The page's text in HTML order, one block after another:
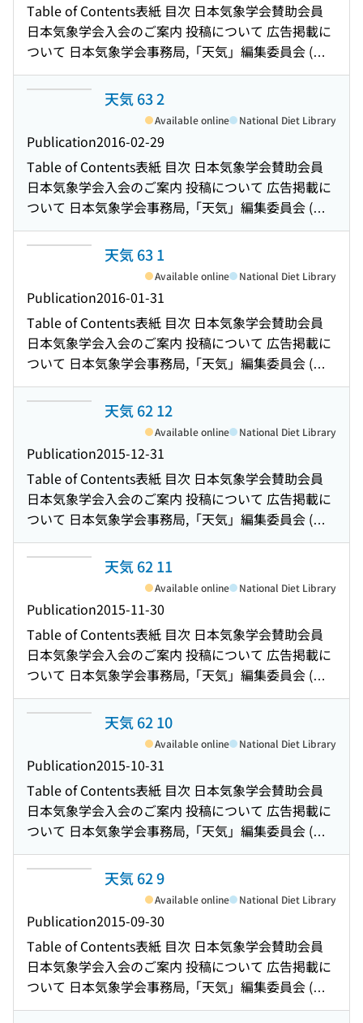
Table of Contents表紙 目次 日本気象学会賛助会員
日本気象学会入会のご案内 投稿について 広告掲載に
ついて 日本気象学会事務局,「天気」編集委員会 (複
写される方へ) Notice for Photocopying 極域気象研
究の系譜と極域・寒冷域研究連絡会 2016年度総会告
示 2016年度総会の参加について 気象研究ノート(第
231号)「人工降雨・降雪研究の最前線」へのコメン
トおよび液体炭酸人工降雨法の有効性の解説 回答 日
本気象学会および関連学会行事予定 第9回国際都市気
候会議(ICUC9)の報告 第49回夏季大学「地球温暖化入
門」の実施報告 外部団体が主宰する賞への候補者推
薦について 気象集誌の最近の取り組みと今後 北尾次
郎の足跡をたずねて : 我が国の理論気象学の系譜(気
象談話室) 第38期第18回理事会議事録 日々の天気図-
No.168 : 2016年1月 今月のひまわり画像-2016年1月 :
名瀬に115年ぶりの雪をもたらした寒気 2016年1月の
日本の天候(気候情報) 2016年1月の大気大循環と世界
の天候(気候情報) 2015年気象集誌論文賞受賞者につ
いて 新刊図書案内 第38期第3回支部長会議議事概要
2015年英文レター誌SOLA論文賞受賞者について 大
会の運営に関する改善案に寄せられた意見等に対す
る回答 笠原彰先生の研究回想録"Serendipity:
Research Career of One Scientist"について(情報の
広場) 研究会「長期予報と大気大循環」の報告 : 多様
なENSOと多様な影響〜エルニーニョ現象の日本の天
候への影響と予測可能性〜(研究会報告) 「平成27年9
月関東・東北豪雨及び洪水災害に関する研究会」報
告(研究会報告) 2015年秋季「極域・寒冷域」及び
「観測システム・予測可能性」合同研究連絡会の報
告 : 極域予測可能性研究に向けた現状と展望(研究会
報告) 2015年度秋季大会スペシャル・セッション「気
象予測・観測技術の再生可能エネルギー分野への応
用」報告(研究会報告) 日本気象学会誌気象集誌第94
巻第1号 2016年2月号 目次と要旨 2016年度春季大会
講演予稿集の申込みについて 編集後記 裏表紙
天気 63 2
Publication2016-02-29
Available online National Diet Library
Table of Contents表紙 目次 日本気象学会賛助会員
日本気象学会入会のご案内 投稿について 広告掲載に
ついて 日本気象学会事務局,「天気」編集委員会 (複
写される方へ) Notice for Photocopying 気象庁非静
力学モデルの現業化とメソスケール気象予測の高度
化研究 : 2015年度岸保賞受賞記念講演 「2014年広島
豪雨に関する予測検討会」の報告 「避難の科学-気象
災害から命を守る-」, 古川武彦著, 東京堂出版, 2015
年10月, 149頁, 2,000円(本体価格), ISBN978-4-490-
20922-8(本だな) 雲フィードバックに関するモデル相
互比較プロジェクト(CFMIP)会議2015参加報告 「帝
国日本の気象観測ネットワークII-陸軍気象部-」, 山本
晴彦著, 農林統計出版, 2015年9月, 544頁, 5,250円(本
体価格), ISBN978-4-89732-329-9(本だな) 第38期第
17回理事会議事録 日々の天気図-No.167 : 2015年12
月 今月のひまわり画像-2015年12月 : 日本海で可視化
された内部重力波と航跡 2015年12月の日本の天候
(気候情報) 2015年12月の大気大循環と世界の天候(気
候情報) 2016年度秋季大会「スペシャル・セッショ
ン」のテーマ募集 第1回アジア気象会議(ACM: Asian
Conference on Meteorology)の報告 第2回メソ気象
セミナー開催報告(研究会報告) 日本気象学会および関
連学会行事予定 2015年度秋季大会スペシャル・セッ
ション「温室効果気体研究の観測・測定技術の進展
による新たな展開」報告(研究会報告) 奨励賞を受賞し
て : 母親を対象とした気象・防災知識普及および科学
リテラシー向上への取組み(会員の広場) 極域および高
山域観測,研究,サービスに関する執行理事会専門家パ
ネル(WMO/EC-PHORS-6)出席報告(最近の学術動向)
第24回風工学シンポジウム開催のお知らせと発表論
文の募集 日本気象学会誌気象集誌第94A巻 2016年1
月号 目次と要旨 編集後記 裏表紙
天気 63 1
Publication2016-01-31
Available online National Diet Library
Table of Contents表紙 目次 日本気象学会賛助会員
日本気象学会入会のご案内 投稿について 広告掲載に
ついて 日本気象学会事務局,「天気」編集委員会 (複
写される方へ) Notice for Photocopying 再び「科学
の成果を社会に活かすために」について 国際学術研
究集会にかかわる補助金申請の募集のお知らせ 平年
日降水量時系列のクラスター分析による日本の9気候
地域区分の提案 観測地点の「空間広さ」と「平均気
温」の関係 : 4重構造放射除け通風筒を用いた高精度
観測 「藤原賞」の読み方について(会員の広場) 第38
期第16回理事会議事録 日本気象学会第39期役員候補
者選挙投票のお願い 2016年度堀内賞候補者の推薦募
集 2016年度正野賞候補者の推薦募集 日々の天気図-
No.166 : 2015年11月 今月のひまわり画像-2015年11
月 : 八丈島の記録的な大雨 2015年11月の日本の天候
(気候情報) 2015年11月の大気大循環と世界の天候(気
候情報) 2016年度山本賞候補者の推薦募集 奨励賞を
受賞して(会員の広場) 「気象災害の事典-日本の四季
と猛威・防災-」, 新田尚監修, 酒井重典・鈴木和史・
饒村曜編, 朝倉書店, 2015年8月, 558頁, 12,000円(本体
価格), ISBN978-4-254-16127-4(本だな) 事務局だより
日本気象学会誌気象集誌第93巻第6号 2015年12月号
目次と要旨 日本気象学会誌気象集誌第93A巻 2015年
12月 目次と要旨 日本気象学会英文レター誌SOLA第
11巻 2015年11月 目次 気象集誌第93巻(平成27年) 総
目次 情報File 新刊図書案内 編集委員会だより 「天
気」投稿規程 「天気」投稿案内 「天気」原稿執筆要
領 「天気」内容分類番号 日本気象学会および関連学
会行事予定 編集後記 「天気」送り状 送り状の記入要
領 裏表紙
天気 62 12
Publication2015-12-31
Available online National Diet Library
Table of Contents表紙 目次 日本気象学会賛助会員
日本気象学会入会のご案内 投稿について 広告掲載に
ついて 日本気象学会事務局,「天気」編集委員会 (複
写される方へ) Notice for Photocopying GNSS地上
観測網による水蒸気量推定と気象学への応用に関す
る研究 : 2015年度日本気象学会賞受賞記念講演 2016
年度日本気象学会奨励賞受賞候補者の推薦募集 近
畿〜瀬戸内東部地域における冬季の弱い降水の日変
化(調査ノート) 第2回日本気象学会ジュニアセッショ
ン開催のお知らせ 日々の天気図-No.165 : 2015年10
月 今月のひまわり画像-2015年10月 : 日本海で最も中
心気圧が下がった低気圧 2015年10月の日本の天候
(気候情報) 2015年10月の大気大循環と世界の天候(気
候情報) 情報File 第42回メソ気象研究会の報告 : メソ
気象学・雲物理学における航空機利用(研究会報告)
2015年度秋季大会の報告 新刊図書案内 第43回メソ気
象研究会の報告 : 短時間強雨予測への挑戦(研究会報
告) 支部だより 日本気象学会および関連学会行事予定
2016年度春季大会の告示 公益社団法人日本気象学会
大会発表規程 情報File 今年お世話になった査読者の
方々(2015年) 編集後記 「天気」第62巻 総目次 裏表
天気 62 11
Publication2015-11-30
Available online National Diet Library
Table of Contents表紙 目次 日本気象学会賛助会員
日本気象学会入会のご案内 投稿について 広告掲載に
ついて 日本気象学会事務局,「天気」編集委員会 (複
写される方へ) Notice for Photocopying 大気大循環
の3次元構造を記述する新理論の提唱 : 2014年度山本
賞受賞記念講演 日本気象学会および関連学会行事予
定 第26回国際測地学・地球物理学連合総会
(IUGG2015・プラハ)の報告 : 近年の大気海洋相互作
用研究の進展 2015年8月12日につくば市で観測され
たメソサイクロンに伴うWall Cloud(調査ノート) 第
38期第15回理事会議事録 大会の運営に関する改善案
と会員からの意見募集について 日本気象学会第39期
役員候補者選挙の告示 日々の天気図-No.164 : 2015
年9月 今月のひまわり画像-2015年9月 : 最大瞬間風速
81.1m/sを記録した台風第21号 2015年9月の日本の天
候(気候情報) 2015年9月の大気大循環と世界の天候
(気候情報) 情報File 弘法にも筆の誤り : 専門家でも見
誤る!?(気象談話室) 「エネルギーと気象工学-災害に
強い電力設備と安定供給を目指して-」, (公社)土木学
天気 62 10
Publication2015-10-31
Available online National Diet Library
Table of Contents表紙 目次 日本気象学会賛助会員
日本気象学会入会のご案内 投稿について 広告掲載に
ついて 日本気象学会事務局,「天気」編集委員会 (複
写される方へ) Notice for Photocopying 回転水槽実
験で発生するながれの定量化と分類 MTSATラピッド
スキャン観測データを用いて算出された台風領域の
上層大気追跡風の特性 「地球環境システム-温室効果
気体と地球温暖化-」, 中澤高清・青木周司・森本真司
著, 共立出版, 2015年5月, 296頁, 3,800円(本体価格),
ISBN978-4-320-04713-6(本だな) 第38期第14回理事
会議事録 日々の天気図-No.163 : 2015年8月 今月のひ
まわり画像-2015年8月 : ひまわり8号の新しい画像 3
天気 62 9
Publication2015-09-30
Available online National Diet Library
Table of Contents表紙 目次 日本気象学会賛助会員
日本気象学会入会のご案内 投稿について 広告掲載に
ついて 日本気象学会事務局,「天気」編集委員会 (複
写される方へ) Notice for Photocopying Future